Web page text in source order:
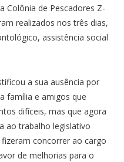
Colônia de Pescadores Z-
realizados nos três dias,
assistência social
a sua ausência por
família e amigos que
difíceis, mas que agora
ao trabalho legislativo
concorrer ao cargo
de melhorias para o